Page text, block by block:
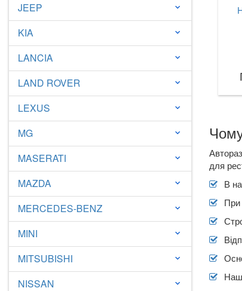
JEEP keyboard_arrow_down
KIA keyboard_arrow_down
LANCIA keyboard_arrow_down
LAND ROVER keyboard_arrow_down
LEXUS keyboard_arrow_down
MG keyboard_arrow_down
MASERATI keyboard_arrow_down
MAZDA keyboard_arrow_down
MERCEDES-BENZ keyboard_arrow_down
MINI keyboard_arrow_down
MITSUBISHI keyboard_arrow_down
NISSAN keyboard_arrow_down
для
В
При